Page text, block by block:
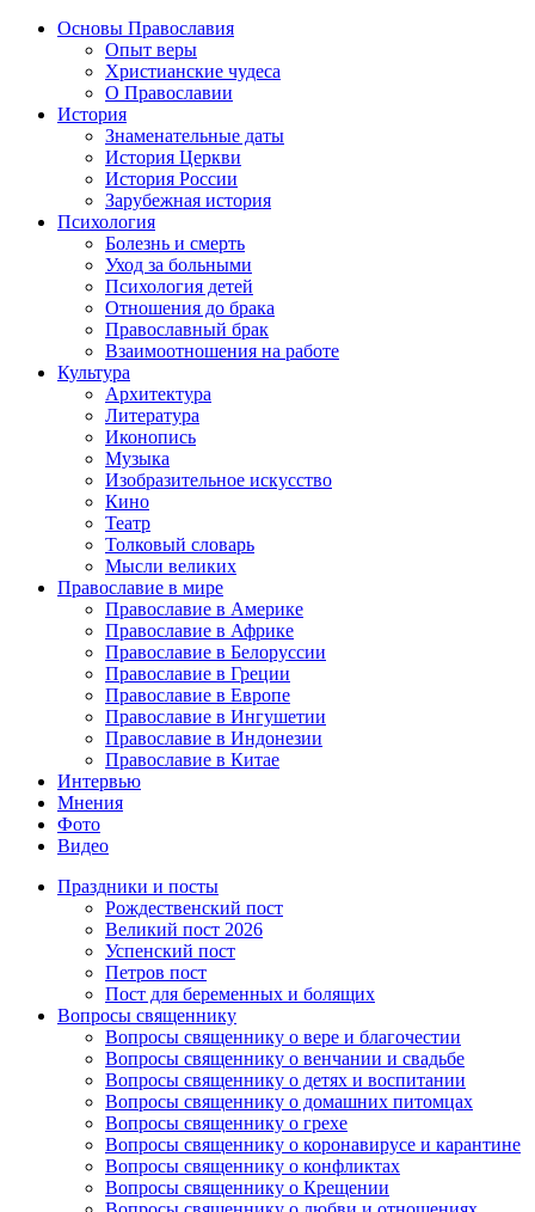
Основы Православия
Опыт веры
Христианские чудеса
О Православии
История
Знаменательные даты
История Церкви
История России
Зарубежная история
Психология
Болезнь и смерть
Уход за больными
Психология детей
Отношения до брака
Православный брак
Взаимоотношения на работе
Культура
Архитектура
Литература
Иконопись
Музыка
Изобразительное искусство
Кино
Театр
Толковый словарь
Мысли великих
Православие в мире
Православие в Америке
Православие в Африке
Православие в Белоруссии
Православие в Греции
Православие в Европе
Православие в Ингушетии
Православие в Индонезии
Православие в Китае
Интервью
Мнения
Фото
Видео
Праздники и посты
Рождественский пост
Великий пост 2026
Успенский пост
Петров пост
Пост для беременных и болящих
Вопросы священнику
Вопросы священнику о вере и благочестии
Вопросы священнику о венчании и свадьбе
Вопросы священнику о детях и воспитании
Вопросы священнику о домашних питомцах
Вопросы священнику о грехе
Вопросы священнику о коронавирусе и карантине
Вопросы священнику о конфликтах
Вопросы священнику о Крещении